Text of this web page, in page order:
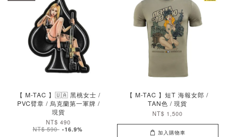
【 M-TAC 】🇺🇦 黑桃女士 /
PVC臂章 / 烏克蘭第一軍牌 /
現貨
NT$ 490
NT$ 590 -16.9%
【 M-TAC 】短T 海報女郎 /
TAN色 / 現貨
NT$ 1,500
加入購物車